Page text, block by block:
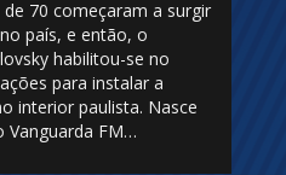
de 70 começaram a surgir
país, e então, o
habilitou-se no
para instalar a
interior paulista. Nasce
Vanguarda FM…